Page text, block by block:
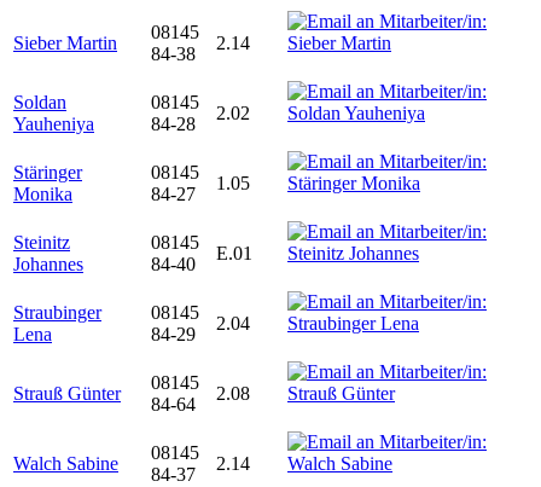
Sieber Martin
08145
84-38
2.14
Soldan
Yauheniya
08145
84-28
2.02
Stäringer
Monika
08145
84-27
1.05
Steinitz
Johannes
08145
84-40
E.01
Straubinger
Lena
08145
84-29
2.04
Strauß Günter
08145
84-64
2.08
Walch Sabine
08145
84-37
2.14